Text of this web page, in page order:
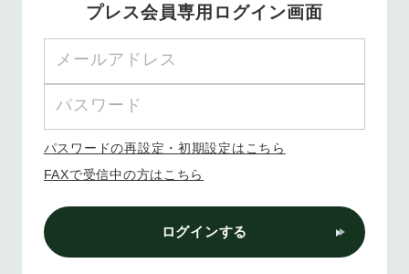
プレス会員専用ログイン画面
パスワードの再設定・初期設定はこちら
FAXで受信中の方はこちら
ログインする